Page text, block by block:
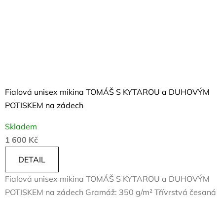
Fialová unisex mikina TOMÁŠ S KYTAROU a DUHOVÝM
POTISKEM na zádech
Skladem
1 600 Kč
DETAIL
Fialová unisex mikina TOMÁŠ S KYTAROU a DUHOVÝM
POTISKEM na zádech Gramáž: 350 g/m² Třívrstvá česaná